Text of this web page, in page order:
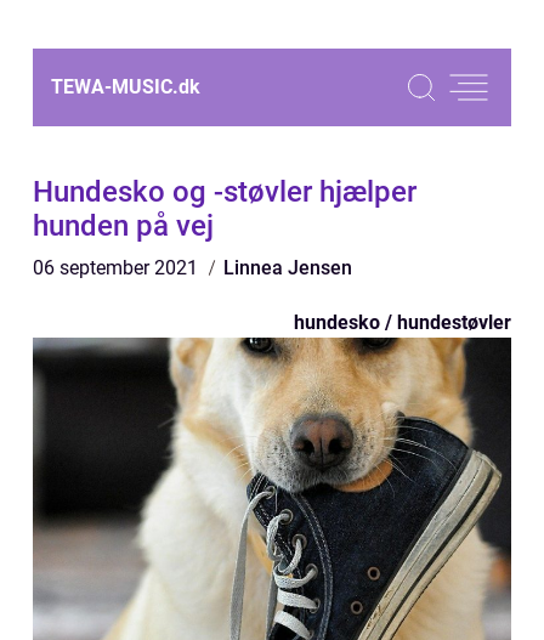
TEWA-MUSIC.dk
Hundesko og -støvler hjælper
hunden på vej
06 september 2021 Linnea Jensen
hundesko / hundestøvler